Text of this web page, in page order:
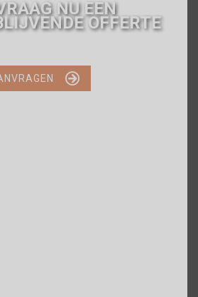
NU EEN
OFFERTE
